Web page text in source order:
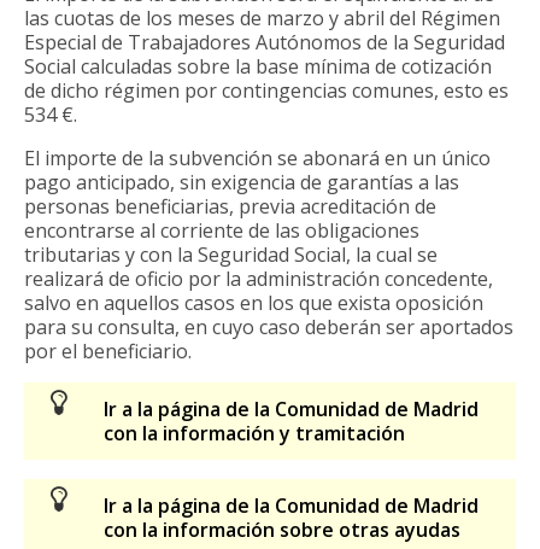
las cuotas de los meses de marzo y abril del Régimen
Especial de Trabajadores Autónomos de la Seguridad
Social calculadas sobre la base mínima de cotización
de dicho régimen por contingencias comunes, esto es
534 €.
El importe de la subvención se abonará en un único
pago anticipado, sin exigencia de garantías a las
personas beneficiarias, previa acreditación de
encontrarse al corriente de las obligaciones
tributarias y con la Seguridad Social, la cual se
realizará de oficio por la administración concedente,
salvo en aquellos casos en los que exista oposición
para su consulta, en cuyo caso deberán ser aportados
por el beneficiario.
Ir a la página de la Comunidad de Madrid
con la información y tramitación
Ir a la página de la Comunidad de Madrid
con la información sobre otras ayudas